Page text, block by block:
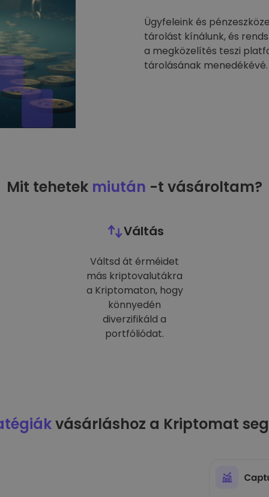
Ügyfeleink és
tárolást kínálunk, és
a megközelítés teszi
tárolásának menedékévé.
Mit tehetek miután -t vásároltam?
Váltás
Váltsd át érméidet
más kriptovalutákra
a Kriptomaton, hogy
könnyedén
diverzifikáld a
portfóliódat.
vásárláshoz a Kriptomat